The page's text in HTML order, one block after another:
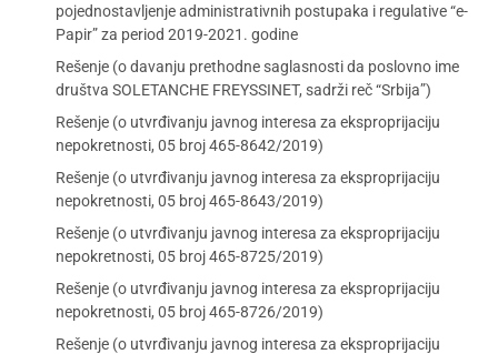
pojednostavljenje administrativnih postupaka i regulative “e-
Papir” za period 2019-2021. godine
Rešenje (o davanju prethodne saglasnosti da poslovno ime
društva SOLETANCHE FREYSSINET, sadrži reč “Srbija”)
Rešenje (o utvrđivanju javnog interesa za eksproprijaciju
nepokretnosti, 05 broj 465-8642/2019)
Rešenje (o utvrđivanju javnog interesa za eksproprijaciju
nepokretnosti, 05 broj 465-8643/2019)
Rešenje (o utvrđivanju javnog interesa za eksproprijaciju
nepokretnosti, 05 broj 465-8725/2019)
Rešenje (o utvrđivanju javnog interesa za eksproprijaciju
nepokretnosti, 05 broj 465-8726/2019)
Rešenje (o utvrđivanju javnog interesa za eksproprijaciju